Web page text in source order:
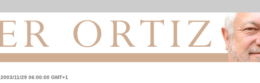
2003/11/29 06:00:00 GMT+1